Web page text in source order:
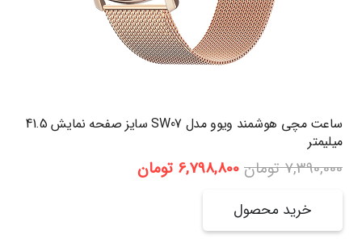
ساعت مچی هوشمند ویوو مدل SW07 سایز صفحه نمایش 41.5
میلیمتر
7,390,000 تومان قیمت
بود.
6,798,800 تومان
خرید محصول